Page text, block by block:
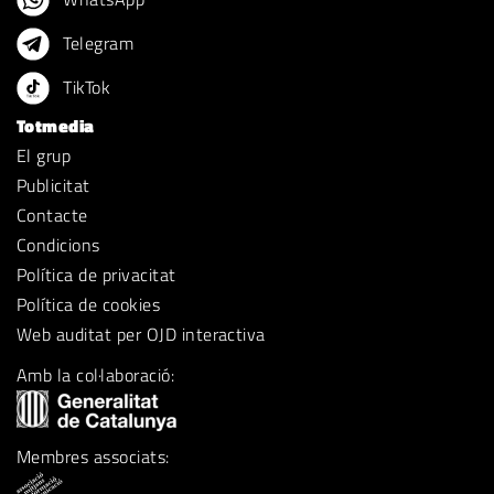
Telegram
TikTok
Totmedia
El grup
Publicitat
Contacte
Condicions
Política de privacitat
Política de cookies
Web auditat per OJD interactiva
Amb la col·laboració:
Membres associats: